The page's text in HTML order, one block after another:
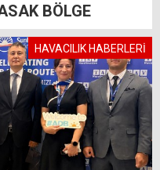
BÖLGE
HAVACILIK HABERLERİ